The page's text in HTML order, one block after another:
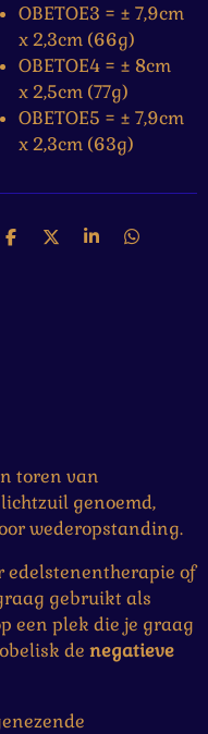
OBETOE3 = ± 7,9cm
x 2,3cm (66g)
OBETOE4 = ± 8cm
x 2,5cm (77g)
OBETOE5 = ± 7,9cm
x 2,3cm (63g)
D
D
S
D
toren van
genoemd,
wederopstanding.
edelstenentherapie of
gebruikt als
een plek die je graag
de negatieve